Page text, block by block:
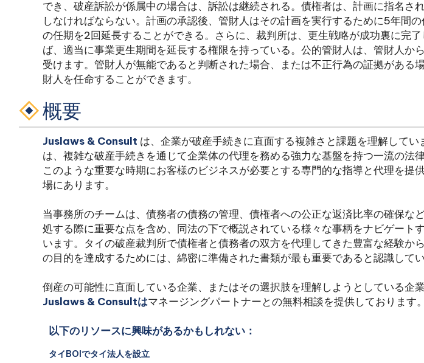
でき、破産訴訟が係属中の場合は、訴訟は継続される。債権者は、計画に指名さ
しなければならない。計画の承認後、管財人はその計画を実行するために5年間
の任期を2回延長することができる。さらに、裁判所は、更生戦略が成功裏に完
ば、適当に事業更生期間を延長する権限を持っている。公的管財人は、管財人か
受けます。管財人が無能であると判断された場合、または不正行為の証拠がある
財人を任命することができます。
概要
Juslaws & Consult は、企業が破産手続きに直面する複雑さと課題を理解してい
は、複雑な破産手続きを通じて企業体の代理を務める強力な基盤を持つ一流の法律
このような重要な時期にお客様のビジネスが必要とする専門的な指導と代理を提
場にあります。
当事務所のチームは、債務者の債務の管理、債権者への公正な返済比率の確保な
処する際に重要な点を含め、同法の下で概説されている様々な事柄をナビゲート
います。タイの破産裁判所で債権者と債務者の双方を代理してきた豊富な経験か
の目的を達成するためには、綿密に準備された書類が最も重要であると認識してい
倒産の可能性に直面している企業、またはその選択肢を理解しようとしている企業
Juslaws & Consultはマネージングパートナーとの無料相談を提供しております。
以下のリソースに興味があるかもしれない：
タイBOIでタイ法人を設立